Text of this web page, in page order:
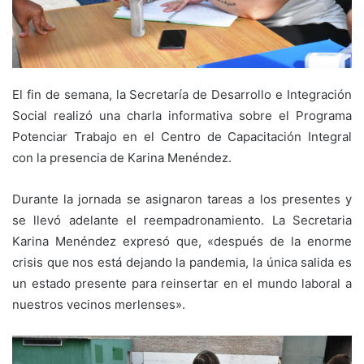
El fin de semana, la Secretaría de Desarrollo e Integración
Social realizó una charla informativa sobre el Programa
Potenciar Trabajo en el Centro de Capacitación Integral
con la presencia de Karina Menéndez.
Durante la jornada se asignaron tareas a los presentes y
se llevó adelante el reempadronamiento. La Secretaria
Karina Menéndez expresó que, «después de la enorme
crisis que nos está dejando la pandemia, la única salida es
un estado presente para reinsertar en el mundo laboral a
nuestros vecinos merlenses».